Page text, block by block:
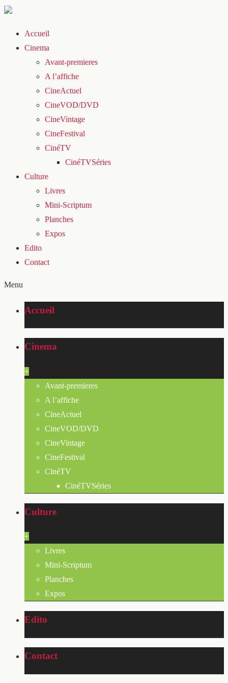
Accueil
Cinema
Avant-premieres
A l’affiche
CineActuel
CineVOD/DVD
CineVintage
CineFestival
CinéTV
CinéTVSéries
Culture
Livres
Mini-Scriptum
Planches
Expos
Edito
Contact
Menu
Accueil
Cinema
+
Avant-premieres
A l’affiche
CineActuel
CineVOD/DVD
CineVintage
CineFestival
CinéTV
CinéTVSéries
Culture
+
Livres
Mini-Scriptum
Planches
Expos
Edito
Contact